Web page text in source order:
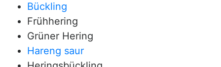
Bückling
Frühhering
Grüner Hering
Hareng saur